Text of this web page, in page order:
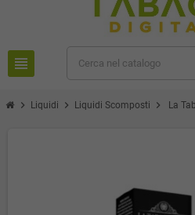
view_headline
chevron_right Liquidi chevron_right Liquidi Scomposti chevron_right La